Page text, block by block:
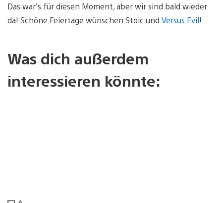
Das war’s für diesen Moment, aber wir sind bald wieder
da! Schöne Feiertage wünschen Stoic und Versus Evil! ​
Was dich außerdem
interessieren könnte: